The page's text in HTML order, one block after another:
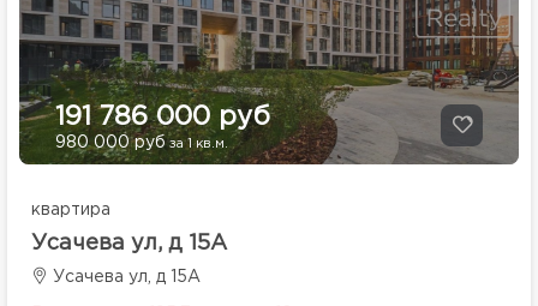
191 786 000 руб
980 000 руб за 1 кв.м.
квартира
Усачева ул, д 15А
Усачева ул, д 15А